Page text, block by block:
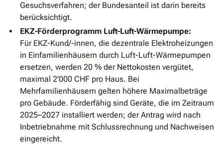
Gesuchsverfahren; der Bundesanteil ist darin bereits
berücksichtigt.
EKZ-Förderprogramm Luft-Luft-Wärmepumpe:
Für EKZ-Kund/-innen, die dezentrale Elektroheizungen
in Einfamilienhäusern durch Luft-Luft-Wärmepumpen
ersetzen, werden 20 % der Nettokosten vergütet,
maximal 2'000 CHF pro Haus. Bei
Mehrfamilienhäusern gelten höhere Maximalbeträge
pro Gebäude. Förderfähig sind Geräte, die im Zeitraum
2025–2027 installiert werden; der Antrag wird nach
Inbetriebnahme mit Schlussrechnung und Nachweisen
eingereicht.